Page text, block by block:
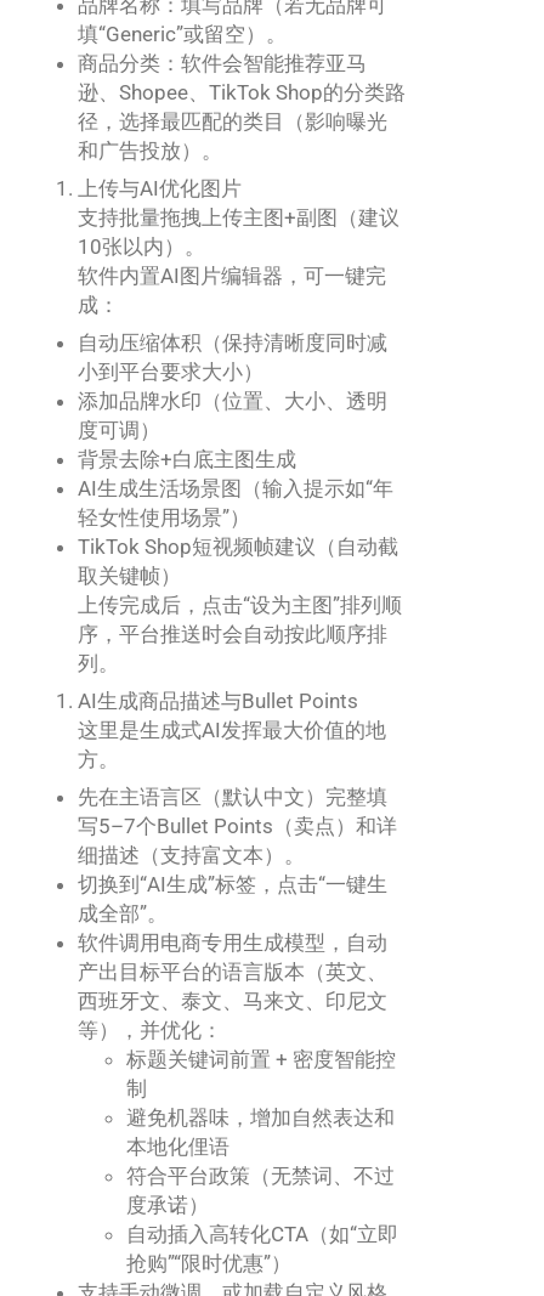
填“Generic”或留空）。
商品分类：软件会智能推荐亚马
逊、Shopee、TikTok Shop的分类路
径，选择最匹配的类目（影响曝光
和广告投放）。
上传与AI优化图片
支持批量拖拽上传主图+副图（建议
10张以内）。
软件内置AI图片编辑器，可一键完
成：
自动压缩体积（保持清晰度同时减
小到平台要求大小）
添加品牌水印（位置、大小、透明
度可调）
背景去除+白底主图生成
AI生成生活场景图（输入提示如“年
轻女性使用场景”）
TikTok Shop短视频帧建议（自动截
取关键帧）
上传完成后，点击“设为主图”排列顺
序，平台推送时会自动按此顺序排
列。
AI生成商品描述与Bullet Points
这里是生成式AI发挥最大价值的地
方。
先在主语言区（默认中文）完整填
写5–7个Bullet Points（卖点）和详
细描述（支持富文本）。
切换到“AI生成”标签，点击“一键生
成全部”。
软件调用电商专用生成模型，自动
产出目标平台的语言版本（英文、
西班牙文、泰文、马来文、印尼文
等），并优化：
标题关键词前置 + 密度智能控
制
避免机器味，增加自然表达和
本地化俚语
符合平台政策（无禁词、不过
度承诺）
自动插入高转化CTA（如“立即
抢购”“限时优惠”）